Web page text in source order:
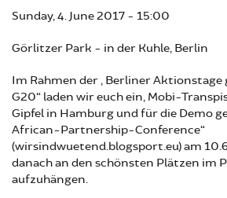
Sunday, 4. June 2017 - 15:00
Görlitzer Park - in der Kuhle, Berlin
Im Rahmen der „Berliner Aktionstage
G20“ laden wir euch ein, Mobi-
Gipfel in Hamburg und für die Demo
African-Partnership-Conference“
(wirsindwuetend.blogsport.eu) am
danach an den schönsten Plätzen im
aufzuhängen.